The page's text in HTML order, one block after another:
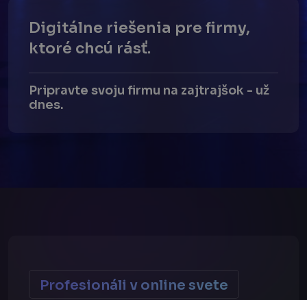
Digitálne riešenia pre firmy,
ktoré chcú rásť.
Pripravte svoju firmu na zajtrajšok - už
dnes.
Profesionáli v online svete